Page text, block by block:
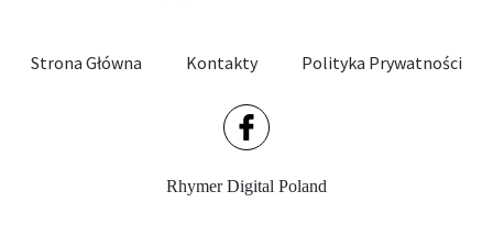
Strona Główna Kontakty Polityka Prywatności
Rhymer Digital Poland